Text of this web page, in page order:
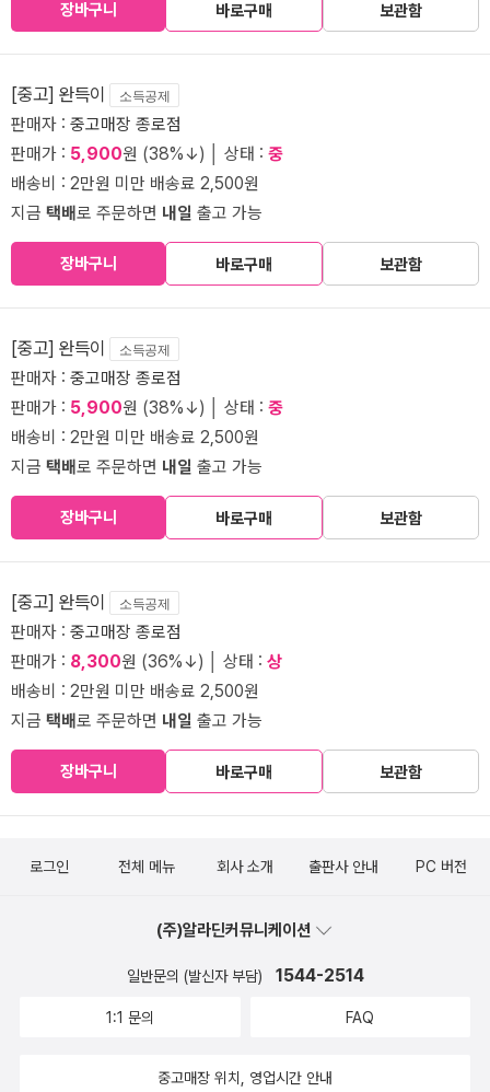
장바구니 바로구매 보관함
[중고] 완득이 소득공제
판매자 : 중고매장 종로점
판매가 : 5,900원 (38%↓) │ 상태 : 중
배송비 : 2만원 미만 배송료 2,500원
지금 택배로 주문하면 내일 출고 가능
장바구니 바로구매 보관함
[중고] 완득이 소득공제
판매자 : 중고매장 종로점
판매가 : 5,900원 (38%↓) │ 상태 : 중
배송비 : 2만원 미만 배송료 2,500원
지금 택배로 주문하면 내일 출고 가능
장바구니 바로구매 보관함
[중고] 완득이 소득공제
판매자 : 중고매장 종로점
판매가 : 8,300원 (36%↓) │ 상태 : 상
배송비 : 2만원 미만 배송료 2,500원
지금 택배로 주문하면 내일 출고 가능
장바구니 바로구매 보관함
로그인 전체 메뉴 회사 소개 출판사 안내 PC 버전
(주)알라딘커뮤니케이션
일반문의 (발신자 부담) 1544-2514
1:1 문의 FAQ
중고매장 위치, 영업시간 안내